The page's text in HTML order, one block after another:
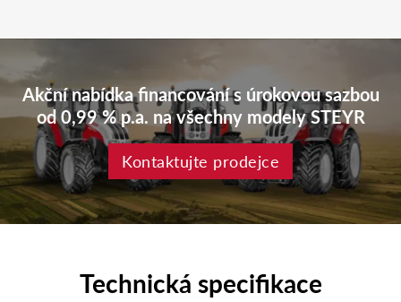
Akční nabídka financování s úrokovou sazbou
od 0,99 % p.a. na všechny modely STEYR
Kontaktujte prodejce
Technická specifikace